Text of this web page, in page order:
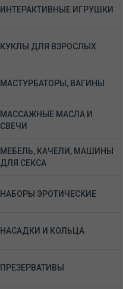
ИНТЕРАКТИВНЫЕ ИГРУШКИ
КУКЛЫ ДЛЯ ВЗРОСЛЫХ
МАСТУРБАТОРЫ, ВАГИНЫ
МАССАЖНЫЕ МАСЛА И
СВЕЧИ
МЕБЕЛЬ, КАЧЕЛИ, МАШИНЫ
ДЛЯ СЕКСА
НАБОРЫ ЭРОТИЧЕСКИЕ
НАСАДКИ И КОЛЬЦА
ПРЕЗЕРВАТИВЫ